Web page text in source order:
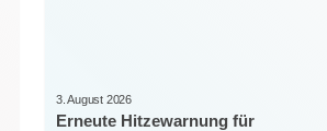
3. August 2026
Erneute Hitzewarnung für